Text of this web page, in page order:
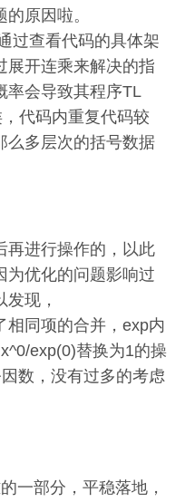
原因啦。
过查看代码的具体架
展开连乘来解决的指
率会导致其程序TL
代码内重复代码较
么多层次的括号数据
再进行操作的，以此
为优化的问题影响过
现，
相同项的合并，exp内
exp(0)替换为1的操
数，没有过多的考虑
一部分，平稳落地，